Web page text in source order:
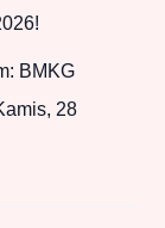
BMKG
28